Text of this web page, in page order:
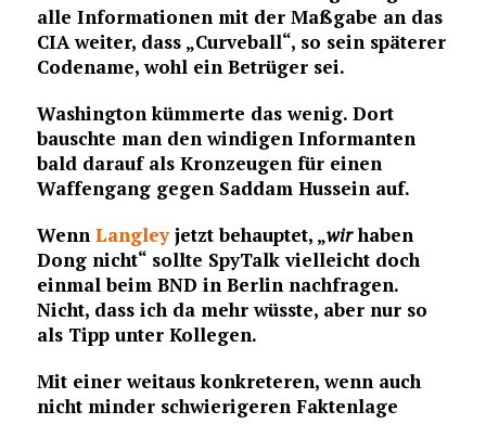
alle Informationen mit der Maßgabe an das
CIA weiter, dass „Curveball“, so sein späterer
Codename, wohl ein Betrüger sei.
Washington kümmerte das wenig. Dort
bauschte man den windigen Informanten
bald darauf als Kronzeugen für einen
Waffengang gegen Saddam Hussein auf.
Wenn Langleyjetzt behauptet, „wirhaben
Dong nicht“ sollte SpyTalk vielleicht doch
einmal beim BND in Berlin nachfragen.
Nicht, dass ich da mehr wüsste, aber nur so
als Tipp unter Kollegen.
Mit einer weitaus konkreteren, wenn auch
nicht minder schwierigeren Faktenlage